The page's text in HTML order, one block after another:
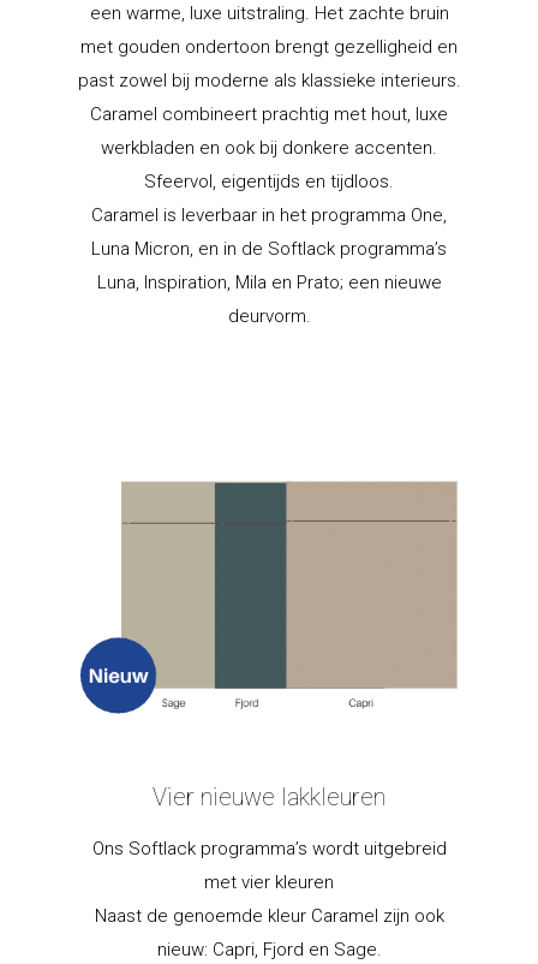
een warme, luxe uitstraling. Het zachte bruin
met gouden ondertoon brengt gezelligheid en
past zowel bij moderne als klassieke interieurs.
Caramel combineert prachtig met hout, luxe
werkbladen en ook bij donkere accenten.
Sfeervol, eigentijds en tijdloos.
Caramel is leverbaar in het programma One,
Luna Micron, en in de Softlack programma’s
Luna, Inspiration, Mila en Prato; een nieuwe
deurvorm.
Vier nieuwe lakkleuren
Ons Softlack programma’s wordt uitgebreid
met vier kleuren
Naast de genoemde kleur Caramel zijn ook
nieuw: Capri, Fjord en Sage.